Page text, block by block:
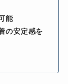
能
の安定感を